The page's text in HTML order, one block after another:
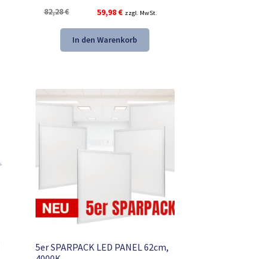
82,28€
Ursprünglicher
war:
82,28 €
59,98€Aktueller
ist:
59,98 €.
zzgl. MwSt.
In den Warenkorb
5er SPARPACK LED PANEL 62cm,